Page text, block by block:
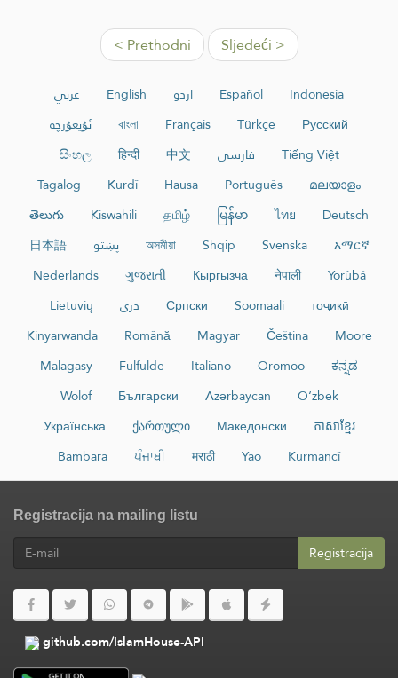
< Prethodni Sljedeći >
عربي English اردو Español
Indonesia
ئۇيغۇرچە
বাংলা Français Türkçe
Русский
සිංහල
हिन्दी 中文 فارسی
Tiếng Việt
Tagalog
Kurdî Hausa Português
മലയാളം
తెలుగు
Kiswahili தமிழ் မြန်မာ ไทย
Deutsch
日本語
پښتو অসমীয়া Shqip Svenska
አማርኛ
Nederlands
ગુજરાતી Кыргызча नेपाली
Yorùbá
Lietuvių
دری Српски Soomaali
тоҷикӣ
Kinyarwanda
Română Magyar Čeština
Moore
Malagasy
Fulfulde Italiano Oromoo
ಕನ್ನಡ
Wolof
Български Azərbaycan
O‘zbek
Українська
ქართული Македонски
ភាសាខ្មែរ
Bambara
ਪੰਜਾਬੀ मराठी Yao Kurmancî
Registracija na mailing listu
Registracija
github.com/IslamHouse-API